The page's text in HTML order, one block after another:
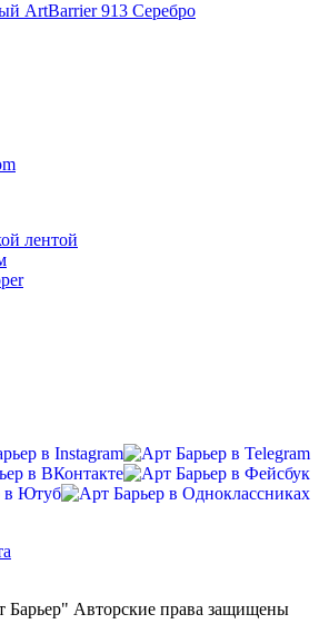
АrtBarrier 913 Серебро
лентой
Авторские права защищены